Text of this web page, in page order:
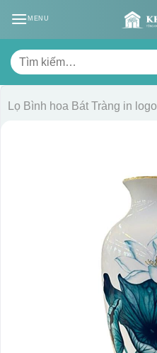
MENU
Tìm
kiếm:
Lọ Bình hoa Bát Tràng in logo